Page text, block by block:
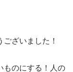
ざいました！
ものにする！人の